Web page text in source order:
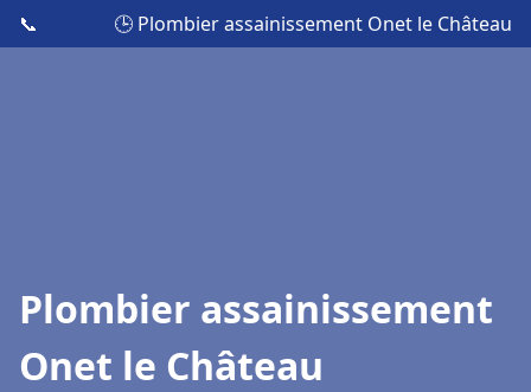
📞 🕒 Plombier assainissement Onet le Château
Plombier assainissement
Onet le Château